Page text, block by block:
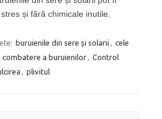
și fără chimicale inutile.
buruienile din sere și solarii , cele
a buruienilor, Control
, plivitul